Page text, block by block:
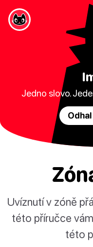
Jedno slovo.
Uvíznutí v zóně
této příručce
této